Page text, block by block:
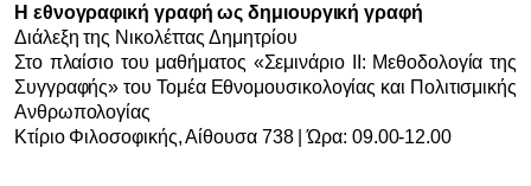
Η εθνογραφική γραφή ως δημιουργική γραφή
Διάλεξη της Νικολέττας Δημητρίου
Στο πλαίσιο του μαθήματος «Σεμινάριο ΙΙ: Μεθοδολογία της
Συγγραφής» του Τομέα Εθνομουσικολογίας και Πολιτισμικής
Ανθρωπολογίας
Κτίριο Φιλοσοφικής, Αίθουσα 738 | Ώρα: 09.00-12.00